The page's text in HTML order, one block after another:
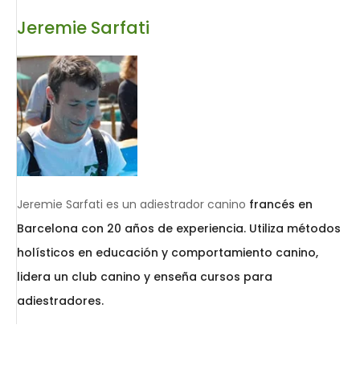
Jeremie Sarfati
Jeremie Sarfati es un adiestrador canino francés en
Barcelona con 20 años de experiencia. Utiliza métodos
holísticos en educación y comportamiento canino,
lidera un club canino y enseña cursos para
adiestradores.